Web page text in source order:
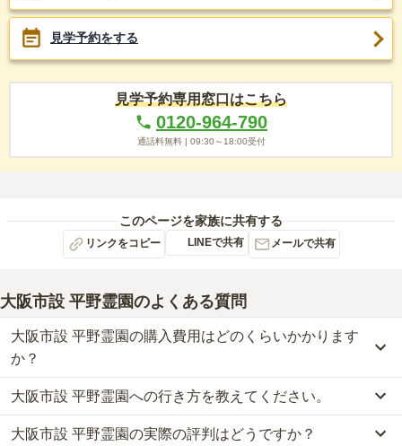
見学予約をする
見学予約専用窓口はこちら
0120-964-790
通話料無料 | 09:30～18:00受付
このページを家族に共有する
リンクをコピー LINEで共有 メールで共有
大阪市設 平野霊園のよくある質問
大阪市設 平野霊園の購入費用はどのくらいかかります
か？
大阪市設 平野霊園の現在の販売価格については現在調査中です。
お墓は、価格が高いものがよい、安いものが悪い、という訳ではあ
りません。大切なのは、ご家族が心から納得し、安心してお参りで
大阪市設 平野霊園への行き方を教えてください。
公共交通機関の場合、関西本線「加美駅」から徒歩約19分です。
大阪市設 平野霊園の実際の評判はどうですか？